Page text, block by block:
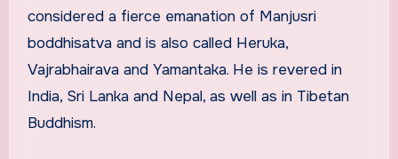
considered a fierce emanation of Manjusri
boddhisatva and is also called Heruka,
Vajrabhairava and Yamantaka. He is revered in
India, Sri Lanka and Nepal, as well as in Tibetan
Buddhism.